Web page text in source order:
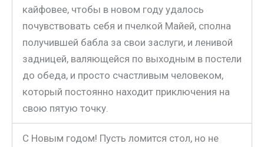
кайфовее, чтобы в новом году удалось
почувствовать себя и пчелкой Майей, сполна
получившей бабла за свои заслуги, и ленивой
задницей, валяющейся по выходным в постели
до обеда, и просто счастливым человеком,
который постоянно находит приключения на
свою пятую точку.
С Новым годом! Пусть ломится стол, но не